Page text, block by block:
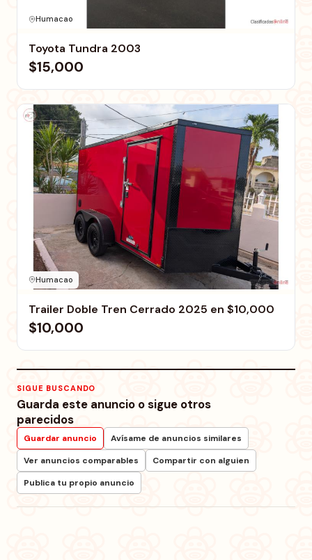
Humacao
Toyota Tundra 2003
$15,000
Humacao
Trailer Doble Tren Cerrado 2025 en $10,000
$10,000
SIGUE BUSCANDO
Guarda este anuncio o sigue otros
parecidos
Guardar anuncio
Avísame de anuncios similares
Ver anuncios comparables
Compartir con alguien
Publica tu propio anuncio